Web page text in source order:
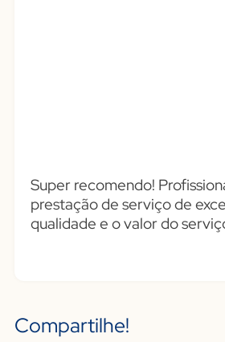
Super recomendo!
prestação de serviço de
qualidade e o valor do
Compartilhe!